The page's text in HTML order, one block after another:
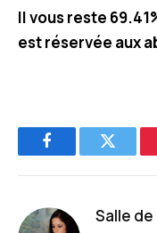
Il vous reste
est réservée aux
FacebookTwitter
Salle